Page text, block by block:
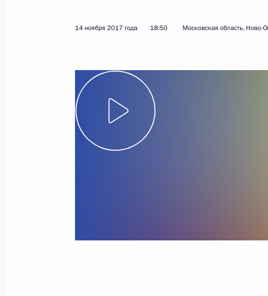
Показать следующие
17 ноября 2017 года, пятница
Открытие Санкт-Петербургского
17 ноября 2017 года, 20:30
14 ноября 2017 года 18:50 Московская область, Ново-